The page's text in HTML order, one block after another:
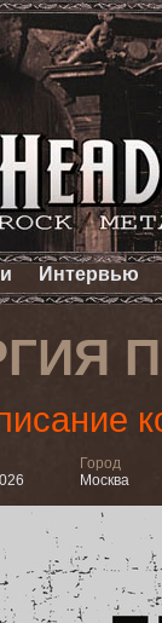
Интервью
Город
Москва